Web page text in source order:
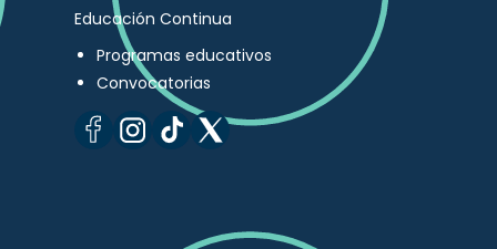
Educación Continua
Programas educativos
Convocatorias